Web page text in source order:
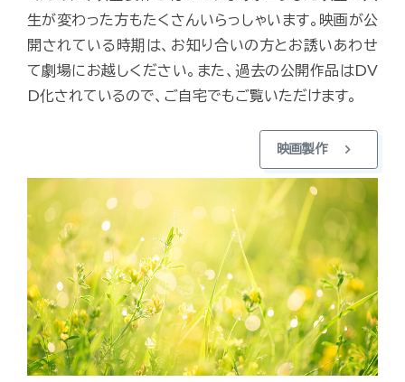
生が変わった方もたくさんいらっしゃいます。映画が公
開されている時期は、お知り合いの方とお誘いあわせ
て劇場にお越しください。また、過去の公開作品はDV
D化されているので、ご自宅でもご覧いただけます。
映画製作 chevron_right